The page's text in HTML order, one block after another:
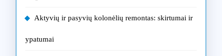
Aktyvių ir pasyvių kolonėlių remontas: skirtumai ir
ypatumai